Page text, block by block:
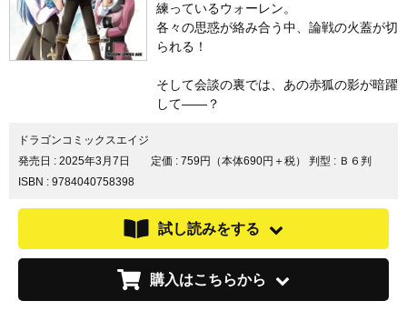
練っているウォーレン。
各々の思惑が絡み合う中、論戦の火蓋が切
られる！
そして会談の裏では、あの赤狐の影が暗躍
して――？
ドラゴンコミックスエイジ
発売日 : 2025年3月7日 定価 : 759円（本体690円＋税） 判型 : Ｂ６判
ISBN : 9784040758398
試し読みをする
購入はこちらから